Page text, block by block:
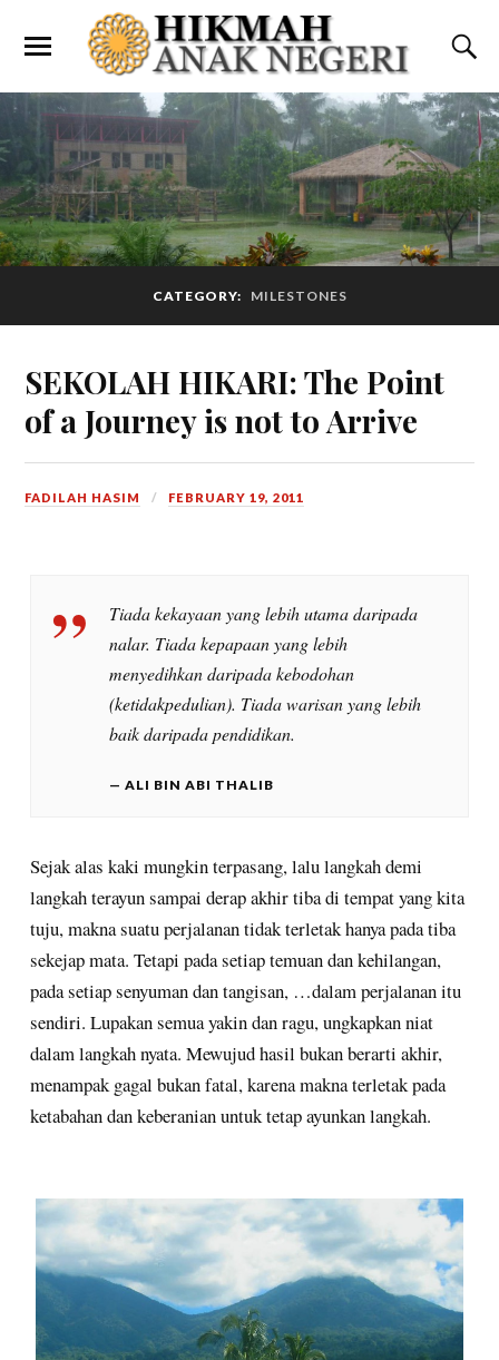
CATEGORY: MILESTONES
SEKOLAH HIKARI: The Point
of a Journey is not to Arrive
FADILAH HASIM FEBRUARY 19, 2011
Tiada kekayaan yang lebih utama daripada
nalar. Tiada kepapaan yang lebih
menyedihkan daripada kebodohan
(ketidakpedulian). Tiada warisan yang lebih
baik daripada pendidikan.
ALI BIN ABI THALIB
Sejak alas kaki mungkin terpasang, lalu langkah demi
langkah terayun sampai derap akhir tiba di tempat yang kita
tuju, makna suatu perjalanan tidak terletak hanya pada tiba
sekejap mata. Tetapi pada setiap temuan dan kehilangan,
pada setiap senyuman dan tangisan, …dalam perjalanan itu
sendiri. Lupakan semua yakin dan ragu, ungkapkan niat
dalam langkah nyata. Mewujud hasil bukan berarti akhir,
menampak gagal bukan fatal, karena makna terletak pada
ketabahan dan keberanian untuk tetap ayunkan langkah.